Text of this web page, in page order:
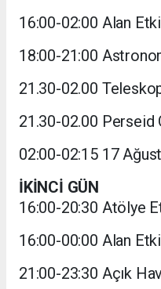
16:00-02:00 Alan
18:00-21:00
21.30-02.00
21.30-02.00 Perseid
02:00-02:15 17
İKİNCİ GÜN
16:00-20:30 Atölye
16:00-00:00 Alan
21:00-23:30 Açık